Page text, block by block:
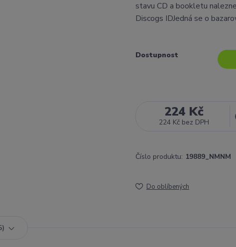
stavu CD a bookletu
Discogs IDJedná se o
Dostupnost
224 Kč
224 Kč bez DPH
Číslo produktu: 19889_NMNM
Do oblíbených